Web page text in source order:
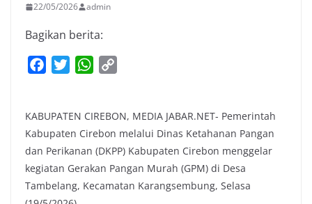
22/05/2026 admin
Bagikan berita:
e
b
o
o
k
t
t
e
r
W
t
s
A
p
p
y
L
i
n
k
KABUPATEN CIREBON, MEDIA JABAR.NET- Pemerintah
Kabupaten Cirebon melalui Dinas Ketahanan Pangan
dan Perikanan (DKPP) Kabupaten Cirebon menggelar
kegiatan Gerakan Pangan Murah (GPM) di Desa
Tambelang, Kecamatan Karangsembung, Selasa